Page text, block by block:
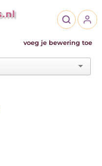
voeg je bewering toe